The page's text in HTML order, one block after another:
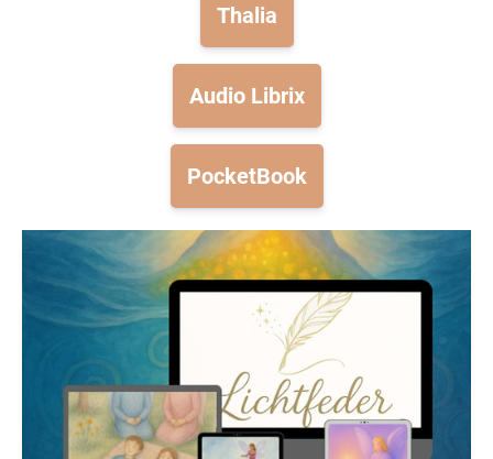
Thalia
Audio Librix
PocketBook